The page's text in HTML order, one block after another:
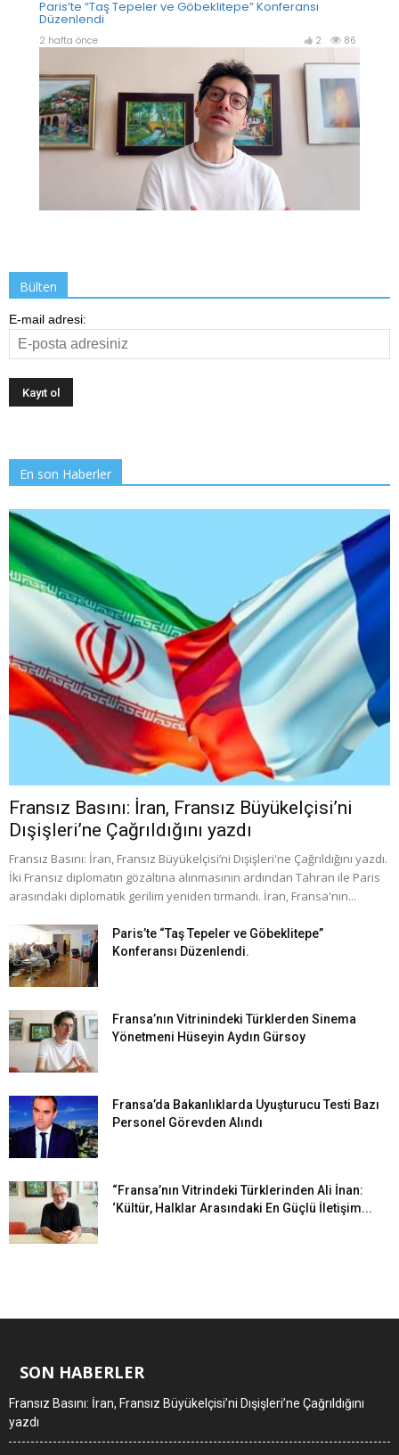
Bülten
E-mail adresi:
En son Haberler
Fransız Basını: İran, Fransız Büyükelçisi’ni
Dışişleri’ne Çağrıldığını yazdı
Fransız Basını: İran, Fransız Büyükelçisi’ni Dışişleri'ne Çağrıldığını yazdı.
İki Fransız diplomatın gözaltına alınmasının ardından Tahran ile Paris
arasındaki diplomatik gerilim yeniden tırmandı. İran, Fransa'nın...
Paris’te “Taş Tepeler ve Göbeklitepe”
Konferansı Düzenlendi.
Fransa’nın Vitrinindeki Türklerden Sinema
Yönetmeni Hüseyin Aydın Gürsoy
Fransa’da Bakanlıklarda Uyuşturucu Testi Bazı
Personel Görevden Alındı
“Fransa’nın Vitrindeki Türklerinden Ali İnan:
‘Kültür, Halklar Arasındaki En Güçlü İletişim...
SON HABERLER
Fransız Basını: İran, Fransız Büyükelçisi’ni Dışişleri’ne Çağrıldığını
yazdı